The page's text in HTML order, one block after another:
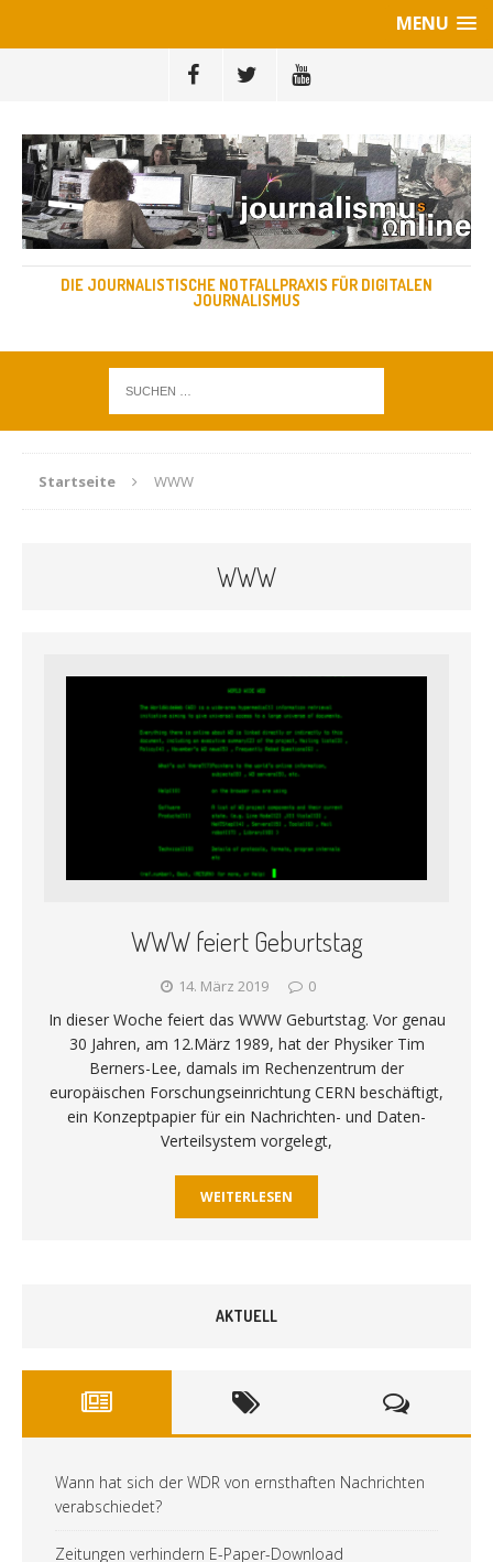
MENU
DIE JOURNALISTISCHE NOTFALLPRAXIS FÜR DIGITALEN
JOURNALISMUS
Startseite WWW
WWW
WWW feiert Geburtstag
14. März 2019 0
In dieser Woche feiert das WWW Geburtstag. Vor genau
30 Jahren, am 12.März 1989, hat der Physiker Tim
Berners-Lee, damals im Rechenzentrum der
europäischen Forschungseinrichtung CERN beschäftigt,
ein Konzeptpapier für ein Nachrichten- und Daten-
Verteilsystem vorgelegt,
WEITERLESEN
AKTUELL
Wann hat sich der WDR von ernsthaften Nachrichten
verabschiedet?
Zeitungen verhindern E-Paper-Download